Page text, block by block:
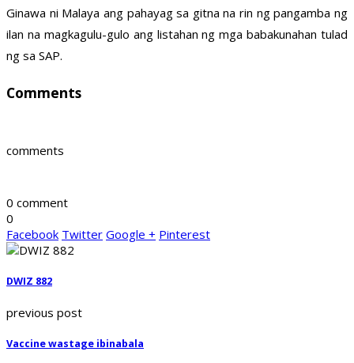
Ginawa ni Malaya ang pahayag sa gitna na rin ng pangamba ng
ilan na magkagulu-gulo ang listahan ng mga babakunahan tulad
ng sa SAP.
Comments
comments
0 comment
0
Facebook Twitter Google + Pinterest
DWIZ 882
previous post
Vaccine wastage ibinabala